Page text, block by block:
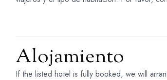
Alojamiento
If the listed hotel is fully booked, we will